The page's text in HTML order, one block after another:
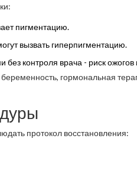
пигментацию.
вызвать гиперпигментацию.
контроля врача - риск ожогов
гормональная
протокол восстановления: